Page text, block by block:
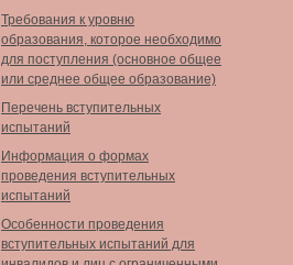
Требования к уровню
образования, которое необходимо
для поступления (основное общее
или среднее общее образование)
Перечень вступительных
испытаний
Информация о формах
проведения вступительных
испытаний
Особенности проведения
вступительных испытаний для